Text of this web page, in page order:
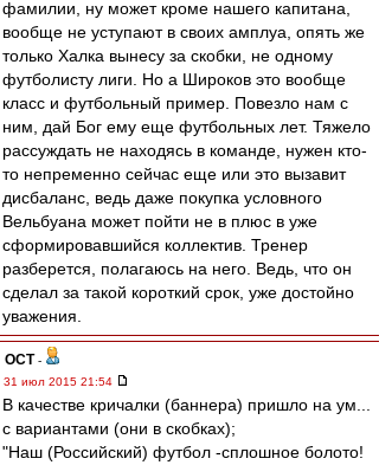
фамилии, ну может кроме нашего капитана,
вообще не уступают в своих амплуа, опять же
только Халка вынесу за скобки, не одному
футболисту лиги. Но а Широков это вообще
класс и футбольный пример. Повезло нам с
ним, дай Бог ему еще футбольных лет. Тяжело
рассуждать не находясь в команде, нужен кто-
то непременно сейчас еще или это вызавит
дисбаланс, ведь даже покупка условного
Вельбуана может пойти не в плюс в уже
сформировавшийся коллектив. Тренер
разберется, полагаюсь на него. Ведь, что он
сделал за такой короткий срок, уже достойно
уважения.
ОСТ -
31 июл 2015 21:54
В качестве кричалки (баннера) пришло на ум...
с вариантами (они в скобках);
"Наш (Российский) футбол -сплошное болото!